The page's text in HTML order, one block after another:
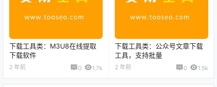
下载工具类：M3U8在线提取
下载软件
2 年前 0 1.7k
下载工具类：公众号文章下载
工具，支持批量
2 年前 0 1.5k